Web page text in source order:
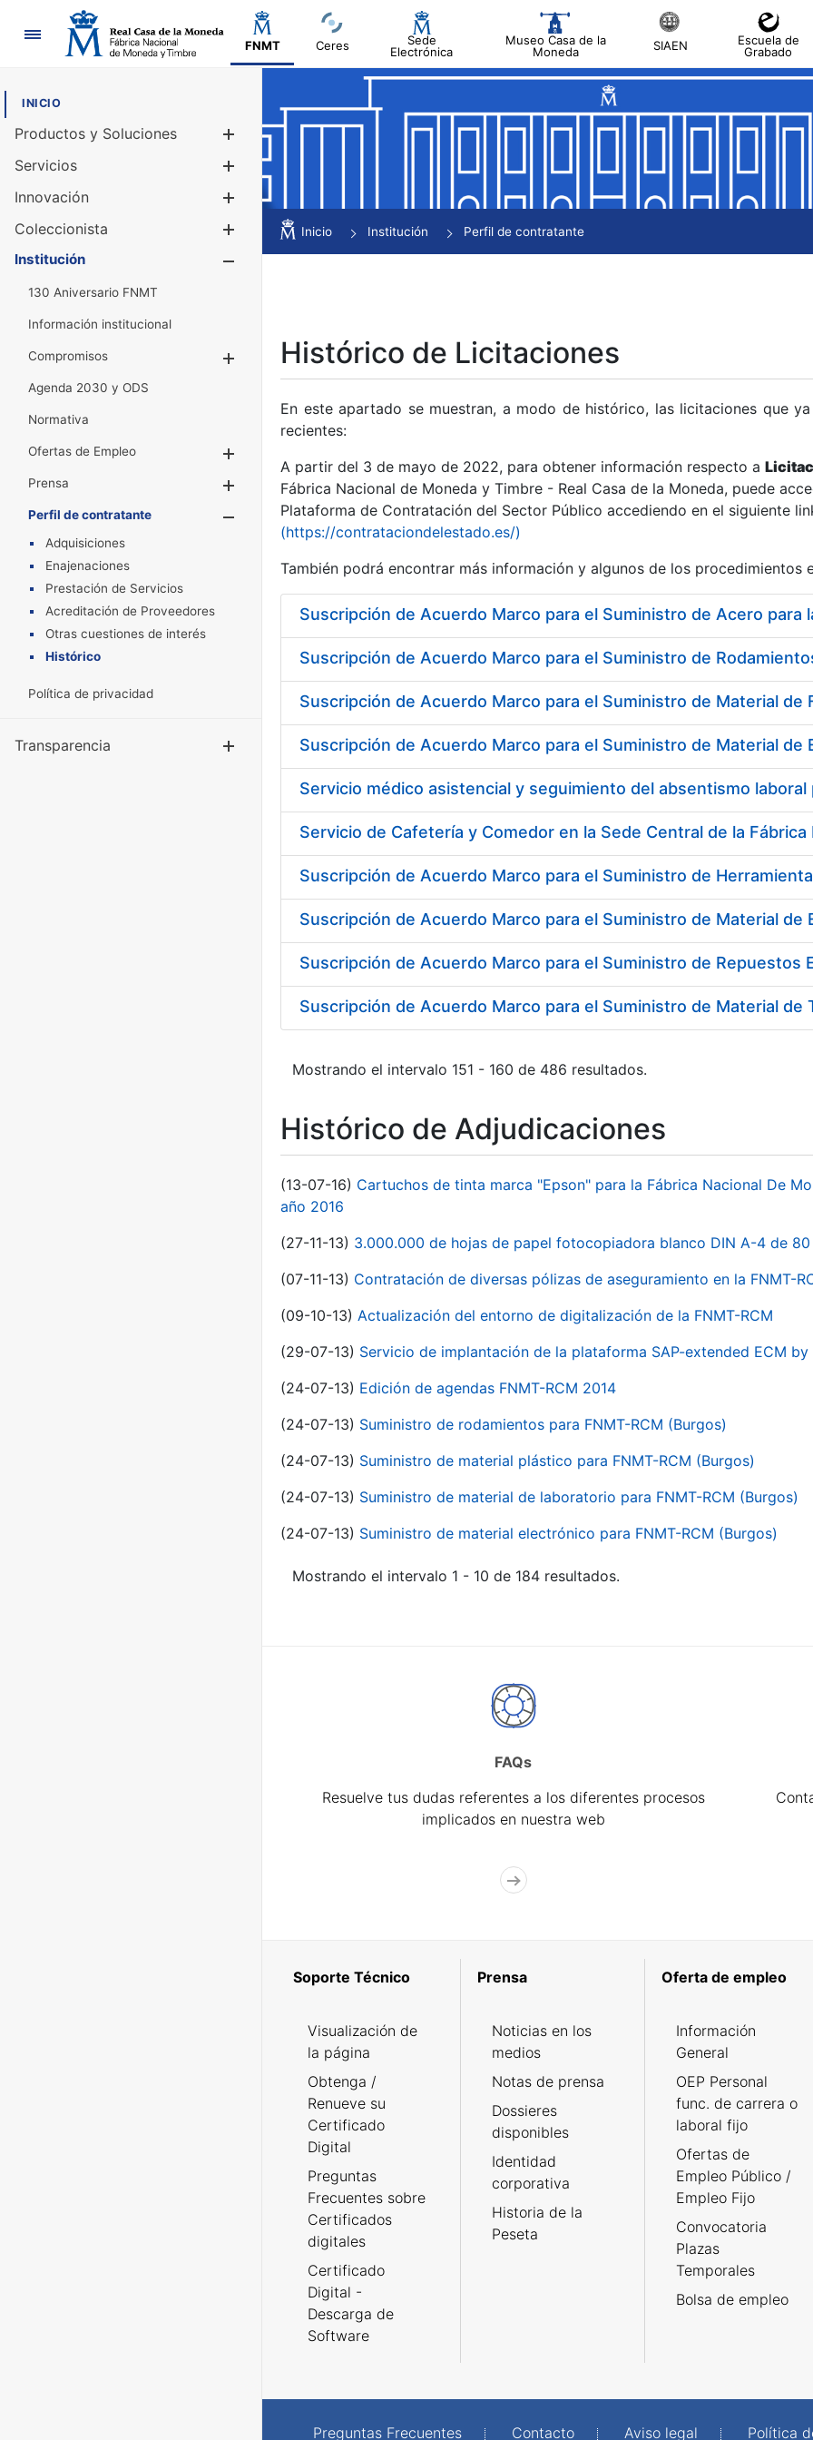
Navegación
FNMT Ceres
Sede
Electrónica
Museo Casa de la
Moneda
SIAEN
Escuela de
Grabado
INICIO
Productos y Soluciones
Mostrar/Ocultar
Servicios
Innovación
Coleccionista
Mostrar/Ocultar
Institución
130 Aniversario FNMT
Información institucional
Compromisos
Mostrar/Ocultar
Agenda 2030 y ODS
Normativa
Ofertas de Empleo
Prensa
Mostrar/Ocultar
Perfil de contratante
Mostrar/Ocultar
Adquisiciones
Enajenaciones
Prestación de Servicios
Acreditación de Proveedores
Otras cuestiones de interés
Histórico
Política de privacidad
Transparencia Mostrar/Ocultar
Inicio Institución Perfil de contratante
Histórico de Licitaciones
En este apartado se muestran, a modo de histórico, las licitaciones que
recientes:
A partir del 3 de mayo de 2022, para obtener información respecto a
Fábrica Nacional de Moneda y Timbre - Real Casa de la Moneda, puede
Plataforma de Contratación del Sector Público accediendo en el siguiente
(https://contrataciondelestado.es/)
También podrá encontrar más información y algunos de los procedimientos
Servicio médico asistencial y seguimiento del absentismo
Suscripción de Acuerdo Marco para el Suministro de
Suscripción de Acuerdo Marco para el Suministro de Material de
Suscripción de Acuerdo Marco para el Suministro de Repuestos
Mostrando el intervalo 151 - 160 de 486 resultados.
Histórico de Adjudicaciones
(13-07-16) Cartuchos de tinta marca "Epson" para la Fábrica Nacional De
año 2016
(27-11-13) 3.000.000 de hojas de papel fotocopiadora blanco DIN A-4 de 80
(07-11-13) Contratación de diversas pólizas de aseguramiento en la FNMT-
(09-10-13) Actualización del entorno de digitalización de la FNMT-RCM
(29-07-13) Servicio de implantación de la plataforma SAP-extended ECM by
(24-07-13) Edición de agendas FNMT-RCM 2014
(24-07-13) Suministro de rodamientos para FNMT-RCM (Burgos)
(24-07-13) Suministro de material plástico para FNMT-RCM (Burgos)
(24-07-13) Suministro de material de laboratorio para FNMT-RCM (Burgos)
(24-07-13) Suministro de material electrónico para FNMT-RCM (Burgos)
Mostrando el intervalo 1 - 10 de 184 resultados.
FAQs
Resuelve tus dudas referentes a los diferentes procesos
implicados en nuestra web
Soporte Técnico
Visualización de
la página
Obtenga /
Renueve su
Certificado
Digital
Preguntas
Frecuentes sobre
Certificados
digitales
Certificado
Digital -
Descarga de
Software
Prensa
Noticias en los
medios
Notas de prensa
Dossieres
disponibles
Identidad
corporativa
Historia de la
Peseta
Oferta de empleo
Información
General
OEP Personal
func. de carrera o
laboral fijo
Ofertas de
Empleo Público /
Empleo Fijo
Convocatoria
Plazas
Temporales
Bolsa de empleo
Preguntas Frecuentes Contacto Aviso legal Política